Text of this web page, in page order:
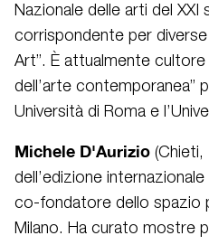
Nazionale delle arti del XXI
corrispondente per diverse
Art”. È attualmente cultore
dell’arte contemporanea”
Università di Roma e
Michele D'Aurizio
dell’edizione internazionale
co-fondatore dello spazio
Milano. Ha curato mostre